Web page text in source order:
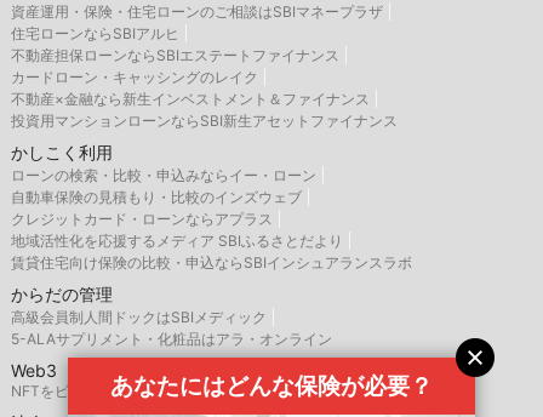
資産運用・保険・住宅ローンのご相談はSBIマネープラザ
住宅ローンならSBIアルヒ
不動産担保ローンならSBIエステートファイナンス
カードローン・キャッシングのレイク
不動産×金融なら新生インベストメント＆ファイナンス
投資用マンションローンならSBI新生アセットファイナンス
かしこく利用
ローンの検索・比較・申込みならイー・ローン
自動車保険の見積もり・比較のインズウェブ
クレジットカード・ローンならアプラス
地域活性化を応援するメディア SBIふるさとだより
賃貸住宅向け保険の比較・申込ならSBIインシュアランスラボ
からだの管理
高級会員制人間ドックはSBIメディック
5-ALAサプリメント・化粧品はアラ・オンライン
Web3
NFTをビジネス活用するなら、SBINFT
あなたにはどんな保険が必要？